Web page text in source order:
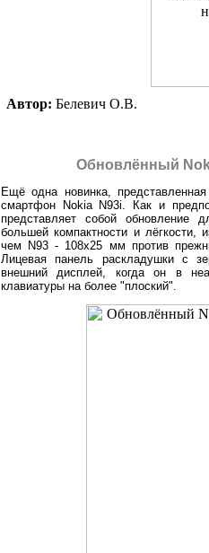
Автор: Белевич О.В.
Обновлённый
Ещё одна новинка,
смартфон Nokia N93i. Как и
представляет собой обновление
большей компактности и лёгкости,
чем N93 - 108х25 мм против
Лицевая панель раскладушки с
внешний дисплей, когда он в
клавиатуры на более "плоский".